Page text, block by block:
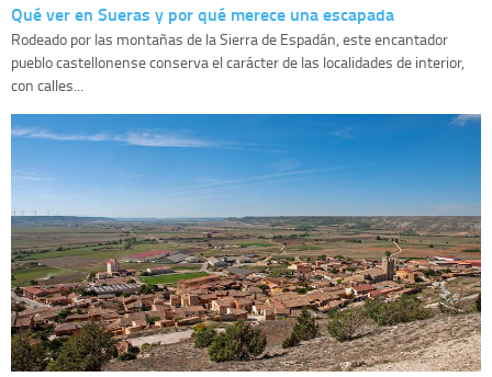
Qué ver en Sueras y por qué merece una escapada
Rodeado por las montañas de la Sierra de Espadán, este encantador
pueblo castellonense conserva el carácter de las localidades de interior,
con calles...